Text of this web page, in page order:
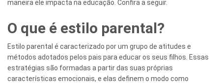
maneira ele impacta na educação. Confira a seguir.
O que é estilo parental?
Estilo parental é caracterizado por um grupo de atitudes e
métodos adotados pelos pais para educar os seus filhos. Essas
estratégias são formadas a partir das suas próprias
características emocionais, e elas definem o modo como